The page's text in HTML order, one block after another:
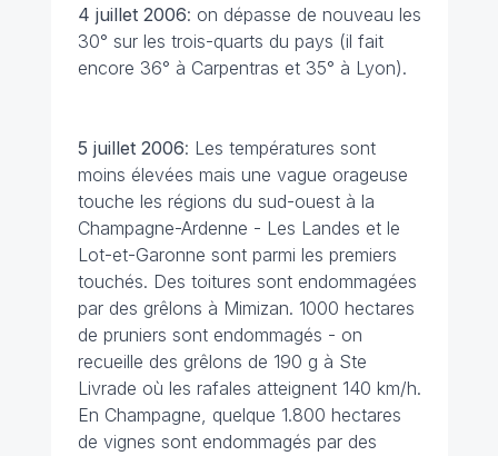
4 juillet 2006: on dépasse de nouveau les
30° sur les trois-quarts du pays (il fait
encore 36° à Carpentras et 35° à Lyon).
5 juillet 2006: Les températures sont
moins élevées mais une vague orageuse
touche les régions du sud-ouest à la
Champagne-Ardenne - Les Landes et le
Lot-et-Garonne sont parmi les premiers
touchés. Des toitures sont endommagées
par des grêlons à Mimizan. 1000 hectares
de pruniers sont endommagés - on
recueille des grêlons de 190 g à Ste
Livrade où les rafales atteignent 140 km/h.
En Champagne, quelque 1.800 hectares
de vignes sont endommagés par des